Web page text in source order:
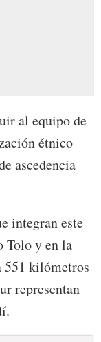
al equipo de
étnico
ascedencia
integran este
Tolo y en la
551 kilómetros
representan